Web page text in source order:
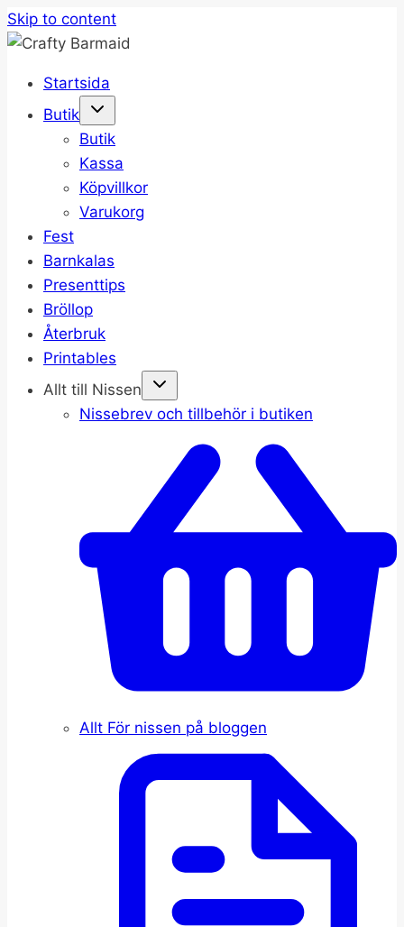
Skip to content
Startsida
Butik
Butik
Kassa
Köpvillkor
Varukorg
Fest
Barnkalas
Presenttips
Bröllop
Återbruk
Printables
Allt till Nissen
Nissebrev och tillbehör i butiken
Allt För nissen på bloggen